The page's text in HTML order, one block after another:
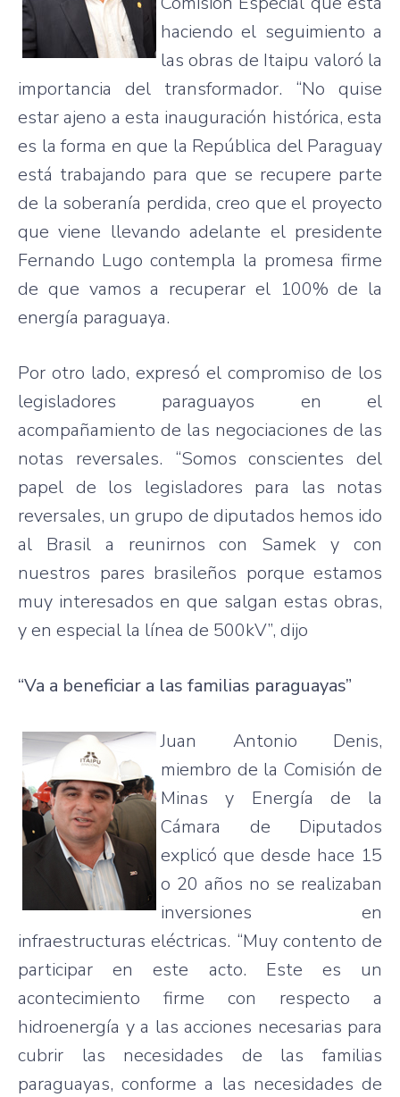
haciendo el seguimiento a
las obras de Itaipu valoró la
importancia del transformador. “No quise
estar ajeno a esta inauguración histórica, esta
es la forma en que la República del Paraguay
está trabajando para que se recupere parte
de la soberanía perdida, creo que el proyecto
que viene llevando adelante el presidente
Fernando Lugo contempla la promesa firme
de que vamos a recuperar el 100% de la
energía paraguaya.
Por otro lado, expresó el compromiso de los
legisladores paraguayos en el
acompañamiento de las negociaciones de las
notas reversales. “Somos conscientes del
papel de los legisladores para las notas
reversales, un grupo de diputados hemos ido
al Brasil a reunirnos con Samek y con
nuestros pares brasileños porque estamos
muy interesados en que salgan estas obras,
y en especial la línea de 500kV”, dijo
“Va a beneficiar a las familias paraguayas”
Juan Antonio Denis,
miembro de la Comisión de
Minas y Energía de la
Cámara de Diputados
explicó que desde hace 15
o 20 años no se realizaban
inversiones en
infraestructuras eléctricas. “Muy contento de
participar en este acto. Este es un
acontecimiento firme con respecto a
hidroenergía y a las acciones necesarias para
cubrir las necesidades de las familias
paraguayas, conforme a las necesidades de